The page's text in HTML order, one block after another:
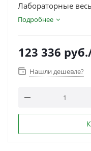
Лабораторные
Подробнее
123 336 руб.
Нашли дешевле?